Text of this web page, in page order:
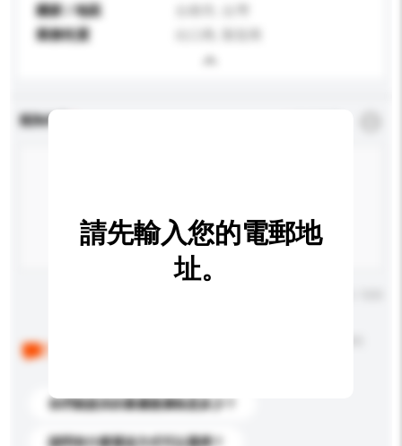
國家 / 地區
業務性質
查詢內容
你們能提供的最優惠價格是多少？
請問有什麼運送方式可以選擇？
請先輸入您的電郵地
址。